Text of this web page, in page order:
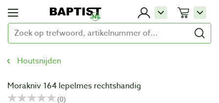
Houtsnijden
Morakniv 164 lepelmes rechtshandig